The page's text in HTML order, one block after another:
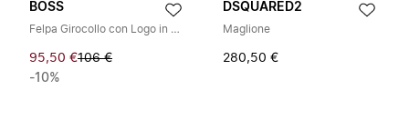
BOSS
Felpa Girocollo con Logo in Rilievo
95,50 €106 €
-10%
DSQUARED2
Maglione
280,50 €